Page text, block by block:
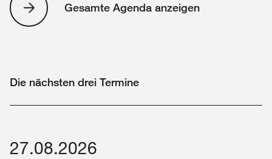
Gesamte Agenda anzeigen
Die nächsten drei Termine
27.08.2026